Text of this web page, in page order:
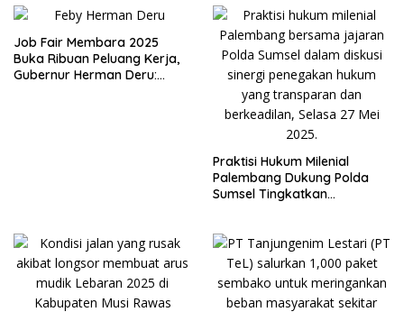
Job Fair Membara 2025
Buka Ribuan Peluang Kerja,
Gubernur Herman Deru:
Praktisi Hukum Milenial
Palembang Dukung Polda
Sumsel Tingkatkan